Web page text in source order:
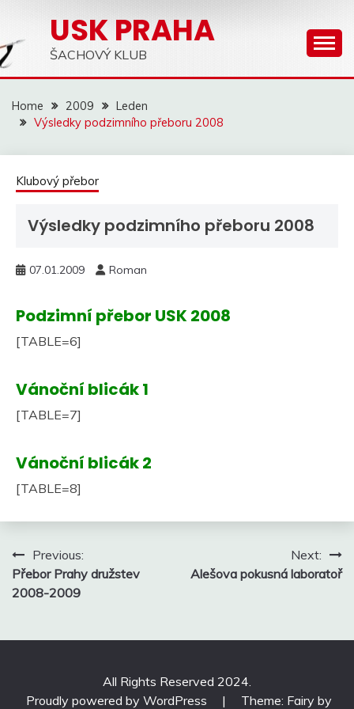
content
USK PRAHA
ŠACHOVÝ KLUB
Home 2009
Leden
Výsledky podzimního přeboru 2008
Klubový přebor
Výsledky podzimního přeboru 2008
07.01.2009 Roman
Podzimní přebor USK 2008
[TABLE=6]
Vánoční blicák 1
[TABLE=7]
Vánoční blicák 2
[TABLE=8]
Navigace
pro
příspěvek
Previous:
Přebor Prahy družstev
2008-2009
Next:
Alešova pokusná laboratoř
All Rights Reserved 2024.
Proudly powered by WordPress
| Theme: Fairy by